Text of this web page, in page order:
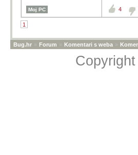
Moj PC 4
1
Bug.hr » Forum » Komentari s weba »